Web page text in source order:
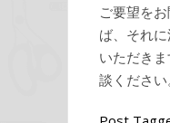
ご要望を
ば、それ
いただき
談ください